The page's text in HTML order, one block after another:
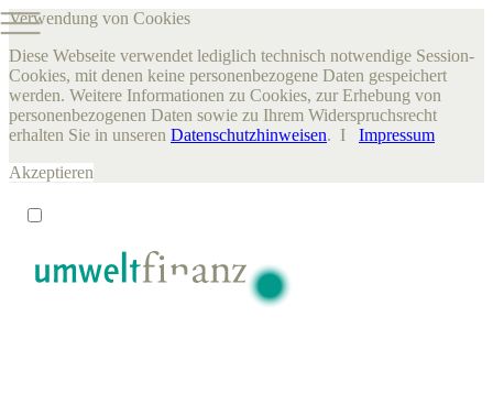
Verwendung von Cookies
Diese Webseite verwendet lediglich technisch notwendige Session-
Cookies, mit denen keine personenbezogene Daten gespeichert
werden. Weitere Informationen zu Cookies, zur Erhebung von
personenbezogenen Daten sowie zu Ihrem Widerspruchsrecht
erhalten Sie in unseren Datenschutzhinweisen. I Impressum
Akzeptieren